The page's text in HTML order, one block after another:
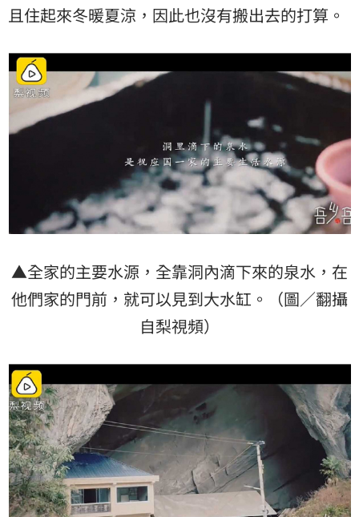
且住起來冬暖夏涼，因此也沒有搬出去的打算。
▲全家的主要水源，全靠洞內滴下來的泉水，在
他們家的門前，就可以見到大水缸。（圖／翻攝
自梨視頻）